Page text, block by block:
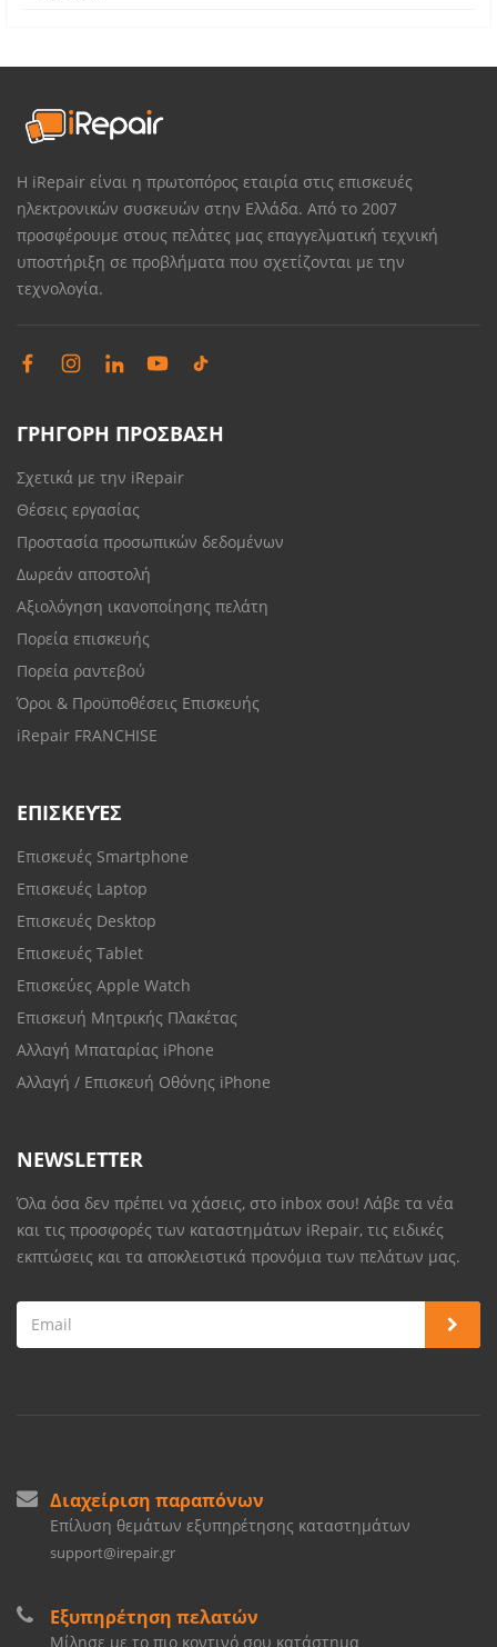
Η iRepair είναι η πρωτοπόρος εταιρία στις επισκευές
ηλεκτρονικών συσκευών στην Ελλάδα. Από το 2007
προσφέρουμε στους πελάτες μας επαγγελματική τεχνική
υποστήριξη σε προβλήματα που σχετίζονται με την
τεχνολογία.
ΓΡΗΓΟΡΗ ΠΡΟΣΒΑΣΗ
Σχετικά με την iRepair
Θέσεις εργασίας
Προστασία προσωπικών δεδομένων
Δωρεάν αποστολή
Αξιολόγηση ικανοποίησης πελάτη
Πορεία επισκευής
Πορεία ραντεβού
Όροι & Προϋποθέσεις Επισκευής
iRepair FRANCHISE
ΕΠΙΣΚΕΥΈΣ
Επισκευές Smartphone
Επισκευές Laptop
Επισκευές Desktop
Επισκευές Tablet
Επισκεύες Apple Watch
Επισκευή Μητρικής Πλακέτας
Αλλαγή Μπαταρίας iPhone
Αλλαγή / Επισκευή Οθόνης iPhone
NEWSLETTER
Όλα όσα δεν πρέπει να χάσεις, στο inbox σου! Λάβε τα νέα
και τις προσφορές των καταστημάτων iRepair, τις ειδικές
εκπτώσεις και τα αποκλειστικά προνόμια των πελάτων μας.
Διαχείριση παραπόνων
Επίλυση θεμάτων εξυπηρέτησης καταστημάτων
support@irepair.gr
Εξυπηρέτηση πελατών
Μίλησε με το πιο κοντινό σου κατάστημα